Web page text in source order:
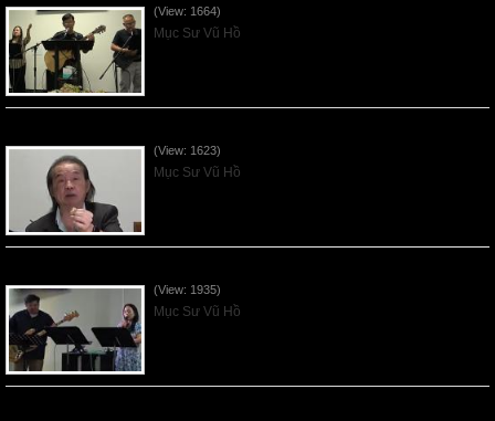
(View: 1664)
Mục Sư Vũ Hồ
(View: 1623)
Mục Sư Vũ Hồ
(View: 1935)
Mục Sư Vũ Hồ